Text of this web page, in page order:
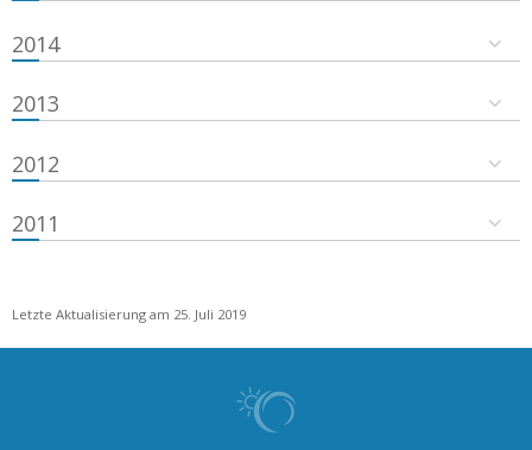
2014
2013
2012
2011
Letzte Aktualisierung am 25. Juli 2019